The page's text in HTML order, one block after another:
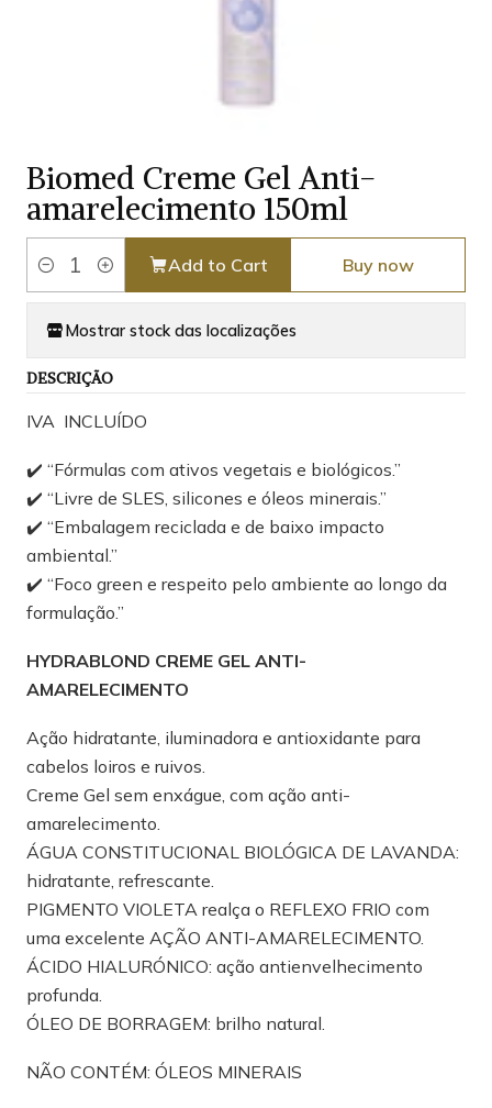
Biomed Creme Gel Anti-
amarelecimento 150ml
Quantity
Add to Cart Buy now
Mostrar stock das localizações
DESCRIÇÃO
IVA INCLUÍDO
✔️ “Fórmulas com ativos vegetais e biológicos.”
✔️ “Livre de SLES, silicones e óleos minerais.”
✔️ “Embalagem reciclada e de baixo impacto
ambiental.”
✔️ “Foco green e respeito pelo ambiente ao longo da
formulação.”
HYDRABLOND CREME GEL ANTI-
AMARELECIMENTO
Ação hidratante, iluminadora e antioxidante para
cabelos loiros e ruivos.
Creme Gel sem enxágue, com ação anti-
amarelecimento.
ÁGUA CONSTITUCIONAL BIOLÓGICA DE LAVANDA:
hidratante, refrescante.
PIGMENTO VIOLETA realça o REFLEXO FRIO com
uma excelente AÇÃO ANTI-AMARELECIMENTO.
ÁCIDO HIALURÓNICO: ação antienvelhecimento
profunda.
ÓLEO DE BORRAGEM: brilho natural.
NÃO CONTÉM: ÓLEOS MINERAIS